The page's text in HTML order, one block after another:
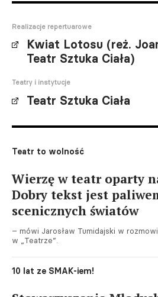
Realizacje repertuarowe
Kwiat Lotosu (reż.
Teatr Sztuka Ciała)
Teatry i instytucje
Teatr Sztuka Ciała
Teatr to wolność
Wierzę w teatr oparty
Dobry tekst jest
scenicznych światów
– mówi Jarosław Tumidajski w
w „Teatrze”.
10 lat ze SMAK-iem!